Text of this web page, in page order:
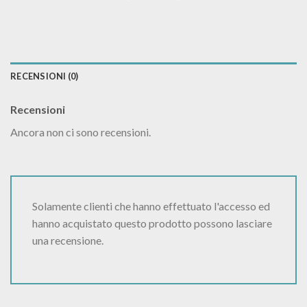
RECENSIONI (0)
Recensioni
Ancora non ci sono recensioni.
Solamente clienti che hanno effettuato l'accesso ed
hanno acquistato questo prodotto possono lasciare
una recensione.